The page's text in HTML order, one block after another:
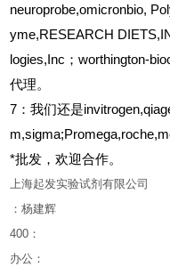
neuroprobe,omicronbio,
yme,RESEARCH
logies,Inc；worthington-
代理。
7：我们还是
*批发，欢迎合作。
上海起发实验试剂有限公司
：杨建辉
400 ：
办公：